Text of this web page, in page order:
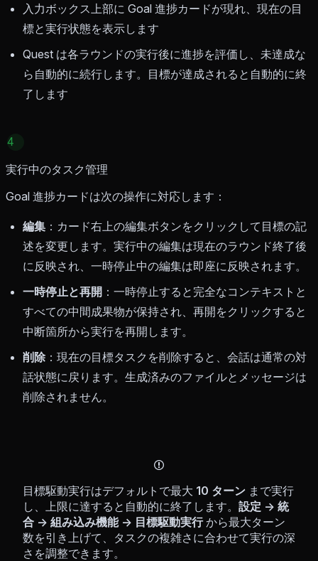
入力ボックス上部に Goal 進捗カードが現れ、現在の目
標と実行状態を表示します
Quest は各ラウンドの実行後に進捗を評価し、未達成な
ら自動的に続行します。目標が達成されると自動的に終
了します
4
実行中のタスク管理
Goal 進捗カードは次の操作に対応します：
編集 ：カード右上の編集ボタンをクリックして目標の記
述を変更します。実行中の編集は現在のラウンド終了後
に反映され、一時停止中の編集は即座に反映されます。
一時停止と再開 ：一時停止すると完全なコンテキストと
すべての中間成果物が保持され、再開をクリックすると
中断箇所から実行を再開します。
削除：現在の目標タスクを削除すると、会話は通常の対
話状態に戻ります。生成済みのファイルとメッセージは
削除されません。
目標駆動実行はデフォルトで最大 10 ターン まで実行
し、上限に達すると自動的に終了します。 設定 → 統
合 → 組み込み機能 → 目標駆動実行から最大ターン
数を引き上げて、タスクの複雑さに合わせて実行の深
さを調整できます。